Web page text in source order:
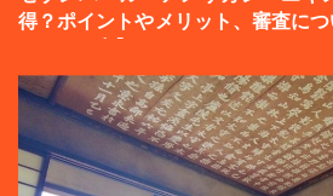
得？ポイントやメリット、審査につ